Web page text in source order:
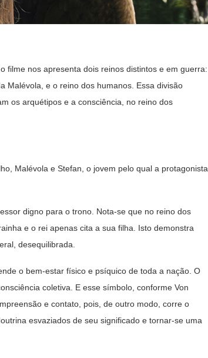
filme nos apresenta dois reinos distintos e em guerra:
Malévola, e o reino dos humanos. Essa divisão
os arquétipos e a consciência, no reino dos
Malévola e Stefan, o jovem pelo qual a protagonista
digno para o trono. Nota-se que no reino dos
e o rei apenas cita a sua filha. Isto demonstra
desequilibrada.
o bem-estar físico e psíquico de toda a nação. O
coletiva. E esse símbolo, conforme Von
e contato, pois, de outro modo, corre o
esvaziados de seu significado e tornar-se uma